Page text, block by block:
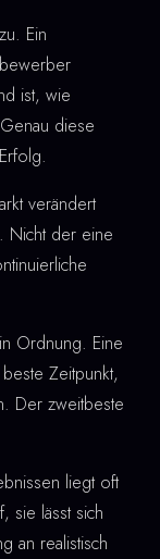
Ein
ist, wie
diese
verändert
Nicht der eine
Ordnung. Eine
Zeitpunkt,
Der zweitbeste
liegt oft
sie lässt sich
an realistisch